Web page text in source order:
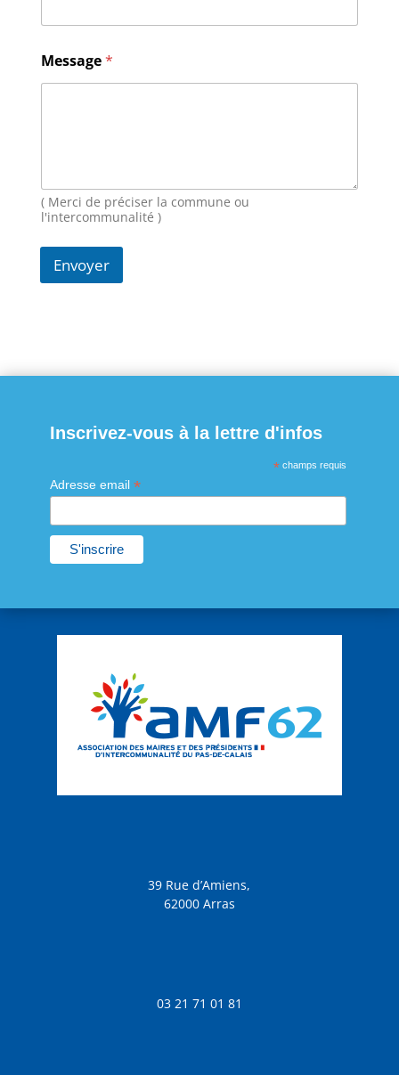
e
s
a
g
i
l
Message*
( Merci de préciser la commune ou
l'intercommunalité )
Envoyer
Inscrivez-vous à la lettre d'infos
* champs requis
Adresse email *
39 Rue d’Amiens,
62000 Arras
03 21 71 01 81